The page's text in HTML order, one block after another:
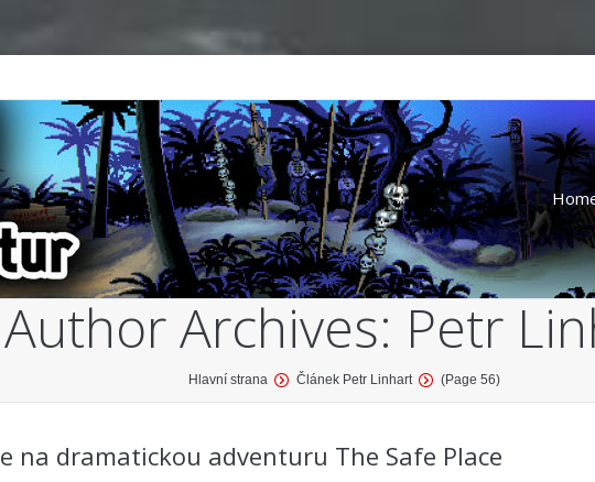
Author Archives: Petr
Hlavní strana Článek Petr Linhart (Page 56)
na dramatickou adventuru The Safe Place